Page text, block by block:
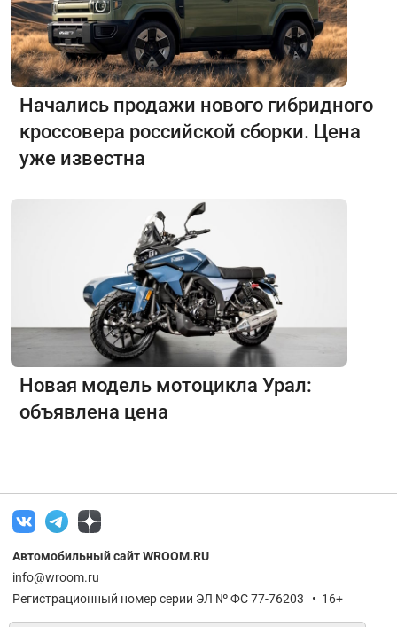
Начались продажи нового гибридного
кроссовера российской сборки. Цена
уже известна
Новая модель мотоцикла Урал:
объявлена цена
Автомобильный сайт WROOM.RU
info@wroom.ru
Регистрационный номер серии ЭЛ № ФС 77-76203 • 16+